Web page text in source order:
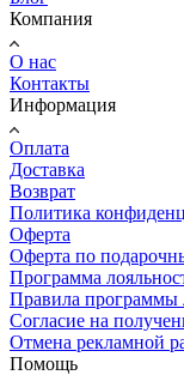
Компания
О нас
Контакты
Информация
Оплата
Доставка
Возврат
Политика
Оферта
Оферта по
Программа
Правила программы
Согласие на
Отмена рекламной
Помощь